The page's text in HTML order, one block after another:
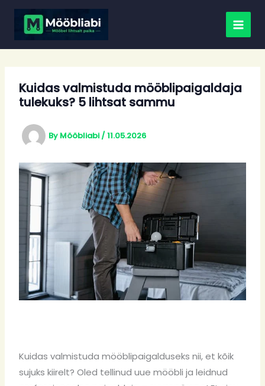
Skip
Kuidas valmistuda mööblipaigaldaja
tulekuks? 5 lihtsat sammu
By Mööbliabi /11.05.2026
Kuidasvalmistuda mööblipaigalduseks nii, et kõik
sujuks kiirelt?Oled tellinud uue mööbli ja leidnud